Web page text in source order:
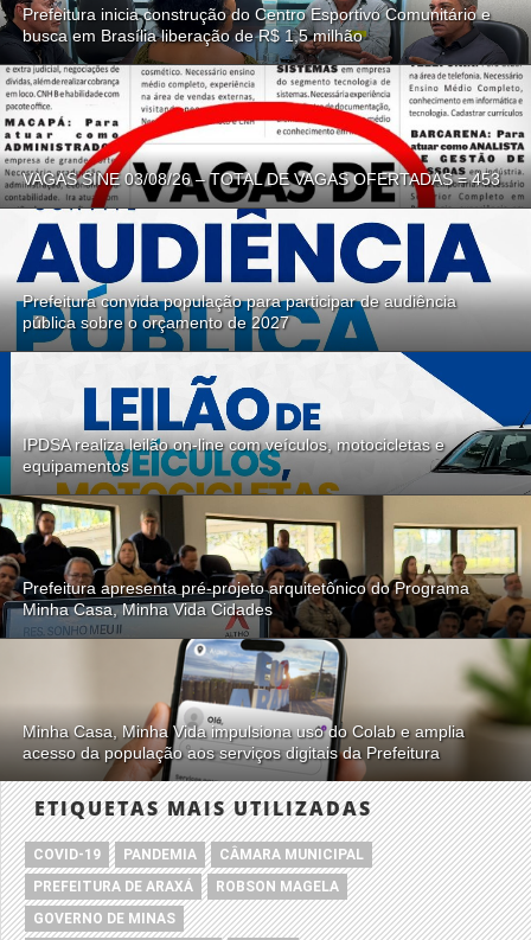
Prefeitura inicia construção do Centro Esportivo Comunitário e
busca em Brasília liberação de R$ 1,5 milhão
VAGAS SINE 03/08/26 – TOTAL DE VAGAS OFERTADAS = 453
Prefeitura convida população para participar de audiência
pública sobre o orçamento de 2027
IPDSA realiza leilão on-line com veículos, motocicletas e
equipamentos
Prefeitura apresenta pré-projeto arquitetônico do Programa
Minha Casa, Minha Vida Cidades
Minha Casa, Minha Vida impulsiona uso do Colab e amplia
acesso da população aos serviços digitais da Prefeitura
ETIQUETAS MAIS UTILIZADAS
COVID-19 PANDEMIA
CÂMARA MUNICIPAL
PREFEITURA DE ARAXÁ
ROBSON MAGELA
GOVERNO DE MINAS